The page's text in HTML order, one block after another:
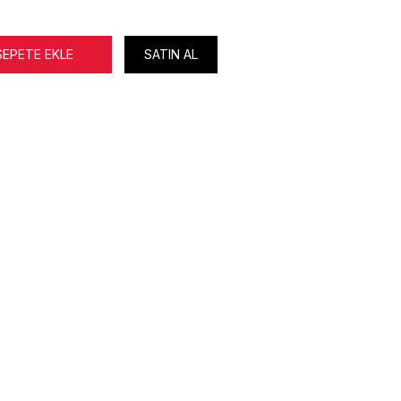
EKLE SATIN AL